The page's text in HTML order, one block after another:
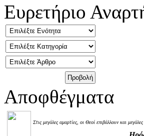
Ευρετήριο
Αποφθέγματα
Στις μεγάλες αμαρτίες, οι Θεοί επιβάλλουν και